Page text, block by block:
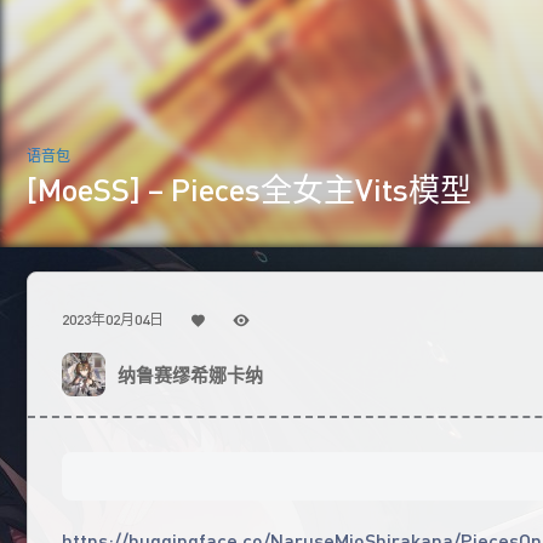
语音包
[MoeSS] – Pieces全女主Vits模型
2023年02月04日
纳鲁赛缪希娜卡纳